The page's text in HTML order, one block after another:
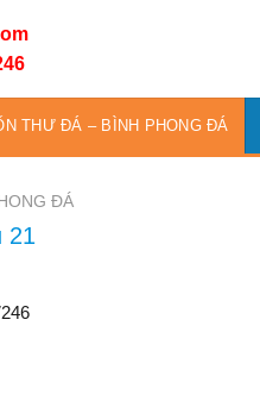
THƯ ĐÁ – BÌNH PHONG ĐÁ
ĐÁ
21